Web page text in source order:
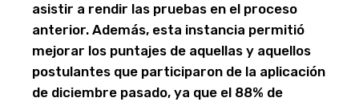
asistir a rendir las pruebas en el proceso
anterior. Además, esta instancia permitió
mejorar los puntajes de aquellas y aquellos
postulantes que participaron de la aplicación
de diciembre pasado, ya que el 88% de